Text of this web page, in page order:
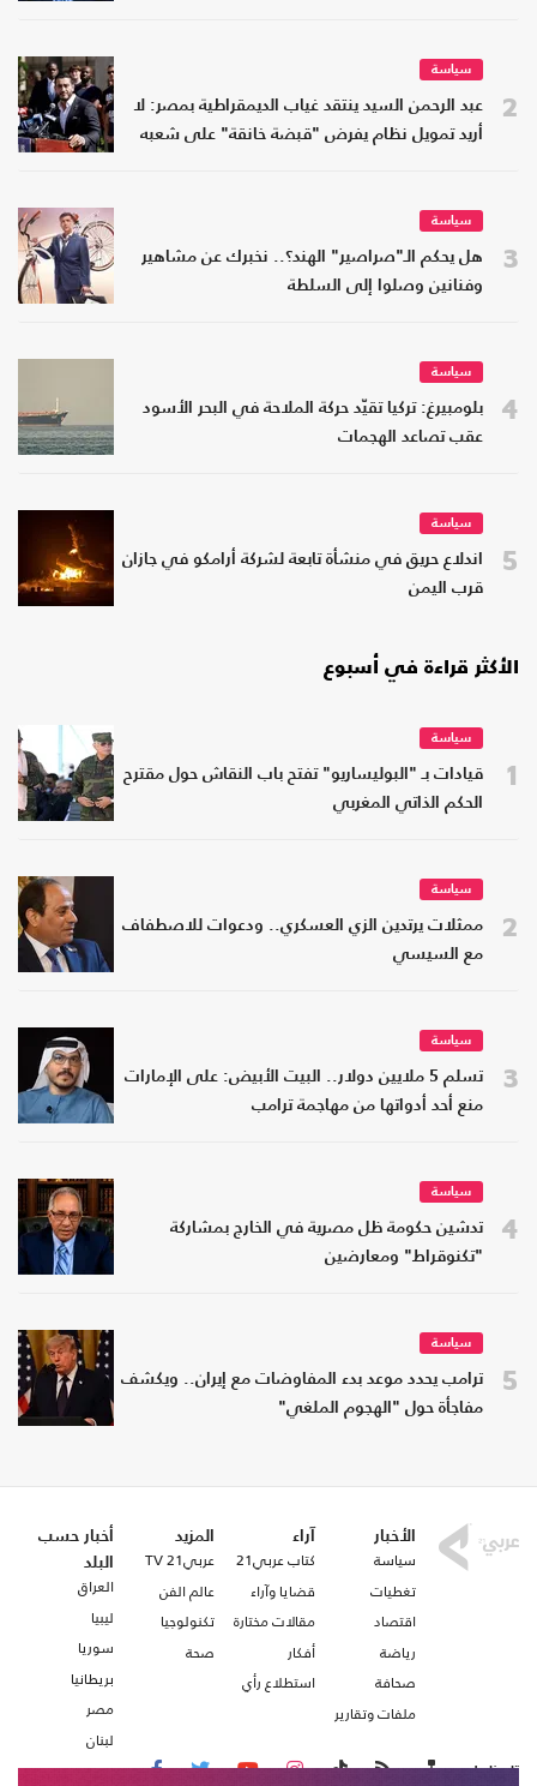
2
سياسة
عبد الرحمن السيد ينتقد غياب الديمقراطية بمصر: لا
أريد تمويل نظام يفرض "قبضة خانقة" على شعبه
3
سياسة
هل يحكم الـ"صراصير" الهند؟.. نخبرك عن مشاهير
وفنانين وصلوا إلى السلطة
4
سياسة
بلومبيرغ: تركيا تقيّد حركة الملاحة في البحر الأسود
عقب تصاعد الهجمات
5
سياسة
اندلاع حريق في منشأة تابعة لشركة أرامكو في جازان
قرب اليمن
الأكثر قراءة في أسبوع
1
سياسة
قيادات بـ "البوليساريو" تفتح باب النقاش حول مقترح
الحكم الذاتي المغربي
2
سياسة
ممثلات يرتدين الزي العسكري.. ودعوات للاصطفاف
مع السيسي
3
سياسة
تسلم 5 ملايين دولار.. البيت الأبيض: على الإمارات
منع أحد أدواتها من مهاجمة ترامب
4
سياسة
تدشين حكومة ظل مصرية في الخارج بمشاركة
"تكنوقراط" ومعارضين
5
سياسة
ترامب يحدد موعد بدء المفاوضات مع إيران.. ويكشف
مفاجأة حول "الهجوم الملغي"
الأخبار
سياسة
تغطيات
اقتصاد
رياضة
صحافة
ملفات وتقارير
آراء
كتاب عربي21
قضايا وآراء
مقالات مختارة
أفكار
استطلاع رأي
المزيد
عربي21 TV
عالم الفن
تكنولوجيا
صحة
أخبار حسب
البلد
العراق
ليبيا
سوريا
بريطانيا
مصر
لبنان
تابعنا على